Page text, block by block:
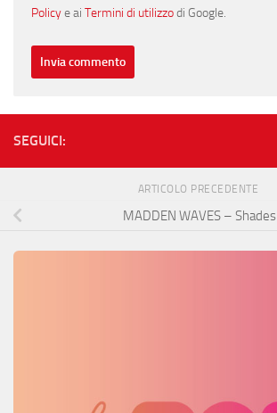
Policye ai Termini di utilizzodi Google.
SEGUICI:
ARTICOLO PRECEDENTE
MADDEN WAVES – Shades